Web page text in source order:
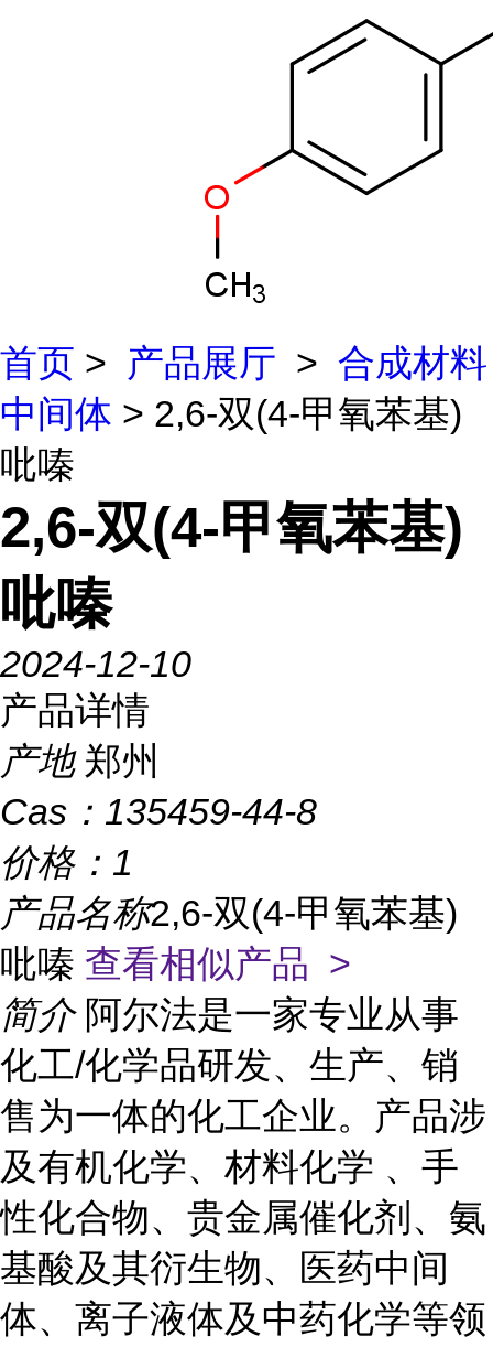
首页 > 产品展厅 > 合成材料
中间体 > 2,6-双(4-甲氧苯基)
吡嗪
2,6-双(4-甲氧苯基)
吡嗪
2024-12-10
产品详情
产地 郑州
Cas： 135459-44-8
价格： 1
产品名称2,6-双(4-甲氧苯基)
吡嗪 查看相似产品 >
简介 阿尔法是一家专业从事
化工/化学品研发、生产、销
售为一体的化工企业。产品涉
及有机化学、材料化学 、手
性化合物、贵金属催化剂、氨
基酸及其衍生物、医药中间
体、离子液体及中药化学等领